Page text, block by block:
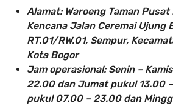
Alamat: Waroeng Taman Pusat
Kencana Jalan Ceremai Ujung
RT.01/RW.01, Sempur,
Kota Bogor
Jam operasional: Senin –
22.00 dan Jumat pukul 13.00
pukul 07.00 – 23.00 dan